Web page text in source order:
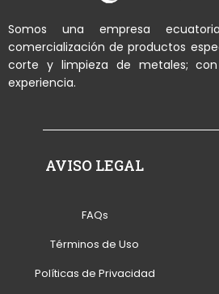
AVISO LEGAL
FAQs
Términos de Uso
Políticas de Privacidad
Somos una empresa
comercialización de productos
corte y limpieza de metales;
experiencia.